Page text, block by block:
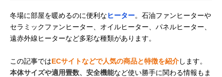
冬場に部屋を暖めるのに便利なヒーター。石油ファンヒーターや
セラミックファンヒーター、オイルヒーター、パネルヒーター、
遠赤外線ヒーターなど多彩な種類があります。
この記事ではECサイトなどで人気の商品と特徴を紹介します。
本体サイズや適用畳数、安全機能など使い勝手に関わる情報もま